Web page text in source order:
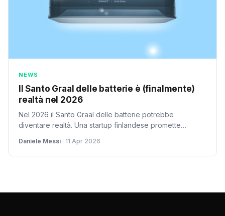
NEWS
Il Santo Graal delle batterie è (finalmente)
realtà nel 2026
Nel 2026 il Santo Graal delle batterie potrebbe
diventare realtà. Una startup finlandese promette
cosa le rende così rivoluzionarie?
Daniele Messi · 11 Apr 2026